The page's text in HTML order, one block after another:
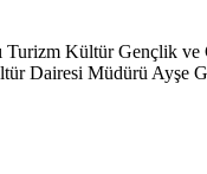
Turizm Kültür Gençlik ve
Dairesi Müdürü Ayşe